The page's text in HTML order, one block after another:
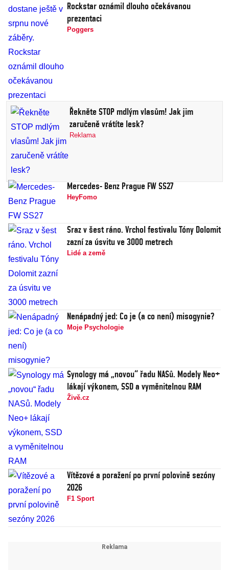
Rockstar oznámil dlouho očekávanou
prezentaci
Poggers
Řekněte STOP mdlým vlasům! Jak jim
zaručeně vrátíte lesk?
Reklama
Mercedes- Benz Prague FW SS27
HeyFomo
Sraz v šest ráno. Vrchol festivalu Tóny Dolomit
zazní za úsvitu ve 3000 metrech
Lidé a země
Nenápadný jed: Co je (a co není) misogynie?
Moje Psychologie
Synology má „novou“ řadu NASů. Modely Neo+
lákají výkonem, SSD a vyměnitelnou RAM
Živě.cz
Vítězové a poražení po první polovině sezóny
2026
F1 Sport